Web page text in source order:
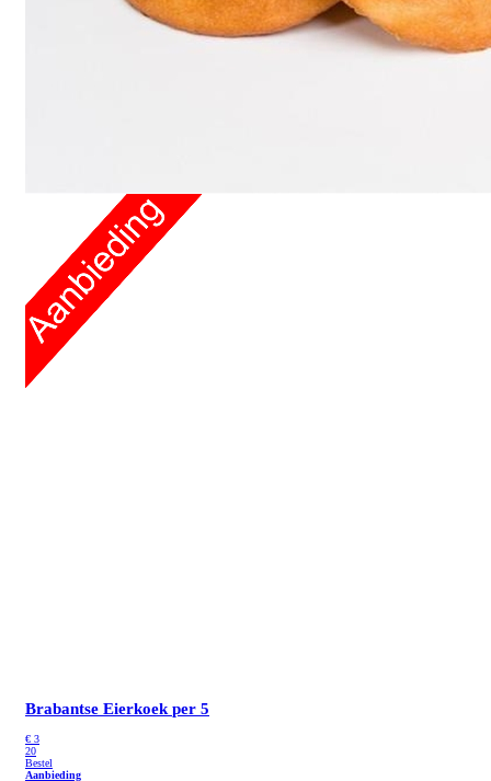
Brabantse Eierkoek per 5
€ 3
20
Bestel
Aanbieding